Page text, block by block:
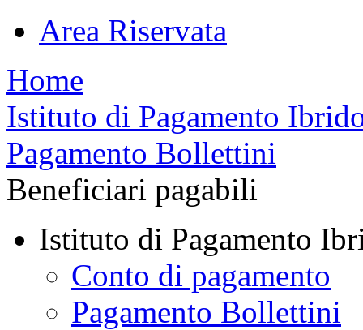
Area Riservata
Home
Istituto di Pagamento
Pagamento Bollettini
Beneficiari pagabili
Istituto di Pagamento
Conto di pagamento
Pagamento Bollettini